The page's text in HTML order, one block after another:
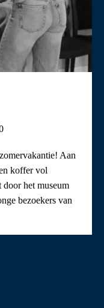
Aan
koffer vol
door het museum
bezoekers van